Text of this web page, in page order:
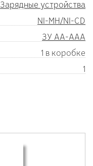
Зарядные устройства
NI-MH/NI-CD
ЗУ AA-AAA
1 в коробке
1